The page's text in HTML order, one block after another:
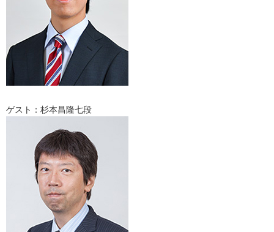
ゲスト：杉本昌隆七段